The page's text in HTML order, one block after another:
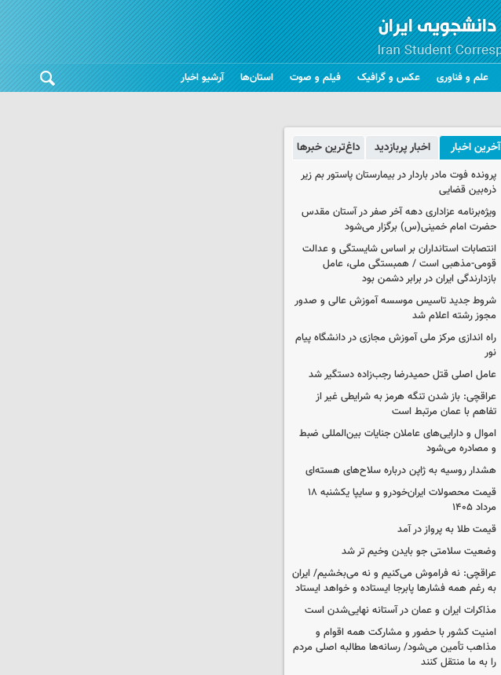
علم و فناوری عکس و گرافیک فیلم و صوت استان‌ها آرشیو اخبار
آخرین اخبار اخبار پربازدید داغ‌ترین خبرها
پرونده فوت مادر باردار در بیمارستان پاستور بم زیر
ذره‌بین قضایی
ویژه‌برنامه عزاداری دهه آخر صفر در آستان مقدس
حضرت امام خمینی(س) برگزار می‌شود
انتصابات استانداران بر اساس شایستگی و عدالت
قومی-مذهبی است / همبستگی ملی، عامل
بازدارندگی ایران در برابر دشمن بود
شروط جدید تاسیس موسسه آموزش عالی و صدور
مجوز رشته اعلام شد
راه اندازی مرکز ملی آموزش مجازی در دانشگاه پیام
نور
عامل اصلی قتل حمیدرضا رجب‌زاده دستگیر شد
عراقچی: باز شدن تنگه هرمز به شرایطی غیر از
تفاهم با عمان مرتبط است
اموال و دارایی‌های عاملان جنایات بین‌المللی ضبط
و مصادره می‌شود
هشدار روسیه به ژاپن درباره سلاح‌های هسته‌ای
قیمت محصولات ایران‌خودرو و سایپا یکشنبه ۱۸
مرداد ۱۴۰۵
قیمت طلا به پرواز در آمد
وضعیت سلامتی جو بایدن وخیم تر شد
عراقچی: نه فراموش می‌کنیم و نه می‌بخشیم/ ایران
به رغم همه فشارها پابرجا ایستاده و خواهد ایستاد
مذاکرات ایران و عمان در آستانه نهایی‌شدن است
امنیت کشور با حضور و مشارکت همه اقوام و
مذاهب تأمین می‌شود/ رسانه‌ها مطالبه اصلی مردم
را به ما منتقل کنند